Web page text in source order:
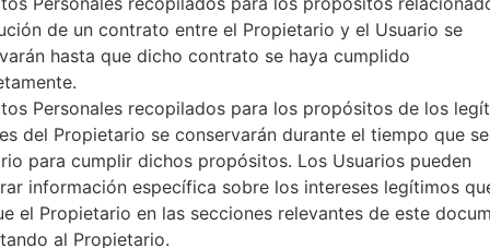
Android Marshmallow
Android Marshmallow
6.0.1
Android Marshmallow
de un contrato entre el Propietario y el Usuario se
hasta que dicho contrato se haya cumplido
Personales recopilados para los propósitos de los
del Propietario se conservarán durante el tiempo que
para cumplir dichos propósitos. Los Usuarios pueden
información específica sobre los intereses legítimos
el Propietario en las secciones relevantes de este
al Propietario.